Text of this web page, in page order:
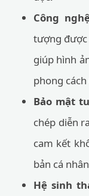
Công
tượng
giúp hình
phong
Bảo mật
chép diễn
cam kết
bản cá
Hệ sinh